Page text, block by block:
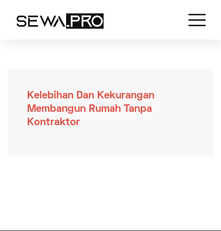
Kelebihan Dan Kekurangan
Membangun Rumah Tanpa
Kontraktor